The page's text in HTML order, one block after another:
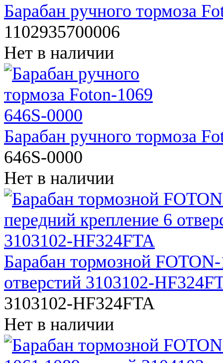
Барабан ручного тормоза
1102935700006
Нет в наличии
Барабан ручного тормоза
646S-0000
Нет в наличии
Барабан тормозной
отверстий 3103102-
3103102-HF324FTA
Нет в наличии